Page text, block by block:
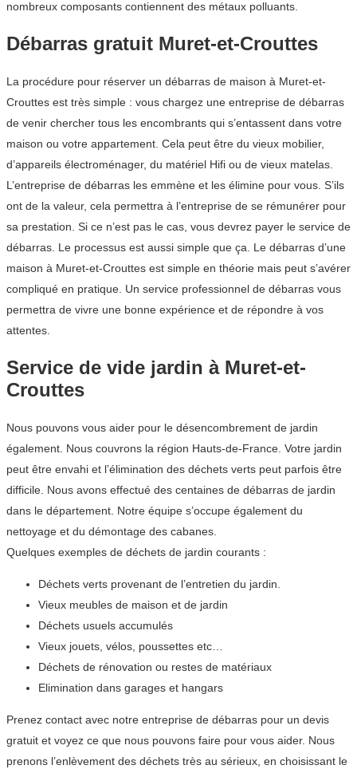
nombreux composants contiennent des métaux polluants.
Débarras gratuit Muret-et-Crouttes
La procédure pour réserver un débarras de maison à Muret-et-
Crouttes est très simple : vous chargez une entreprise de débarras
de venir chercher tous les encombrants qui s’entassent dans votre
maison ou votre appartement. Cela peut être du vieux mobilier,
d’appareils électroménager, du matériel Hifi ou de vieux matelas.
L’entreprise de débarras les emmène et les élimine pour vous. S’ils
ont de la valeur, cela permettra à l’entreprise de se rémunérer pour
sa prestation. Si ce n’est pas le cas, vous devrez payer le service de
débarras. Le processus est aussi simple que ça. Le débarras d’une
maison à Muret-et-Crouttes est simple en théorie mais peut s’avérer
compliqué en pratique. Un service professionnel de débarras vous
permettra de vivre une bonne expérience et de répondre à vos
attentes.
Service de vide jardin à Muret-et-
Crouttes
Nous pouvons vous aider pour le désencombrement de jardin
également. Nous couvrons la région Hauts-de-France. Votre jardin
peut être envahi et l’élimination des déchets verts peut parfois être
difficile. Nous avons effectué des centaines de débarras de jardin
dans le département. Notre équipe s’occupe également du
nettoyage et du démontage des cabanes.
Quelques exemples de déchets de jardin courants :
Déchets verts provenant de l’entretien du jardin.
Vieux meubles de maison et de jardin
Déchets usuels accumulés
Vieux jouets, vélos, poussettes etc…
Déchets de rénovation ou restes de matériaux
Elimination dans garages et hangars
Prenez contact avec notre entreprise de débarras pour un devis
gratuit et voyez ce que nous pouvons faire pour vous aider. Nous
prenons l’enlèvement des déchets très au sérieux, en choisissant le